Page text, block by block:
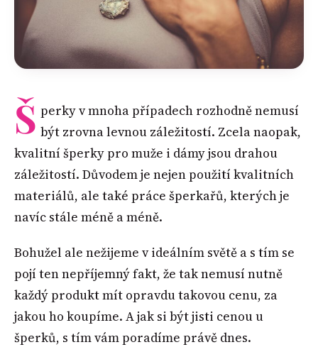
Š perky v mnoha případech rozhodně nemusí
být zrovna levnou záležitostí. Zcela naopak,
kvalitní šperky pro muže i dámy jsou drahou
záležitostí. Důvodem je nejen použití kvalitních
materiálů, ale také práce šperkařů, kterých je
navíc stále méně a méně.
Bohužel ale nežijeme v ideálním světě a s tím se
pojí ten nepříjemný fakt, že tak nemusí nutně
každý produkt mít opravdu takovou cenu, za
jakou ho koupíme. A jak si být jisti cenou u
šperků, s tím vám poradíme právě dnes.